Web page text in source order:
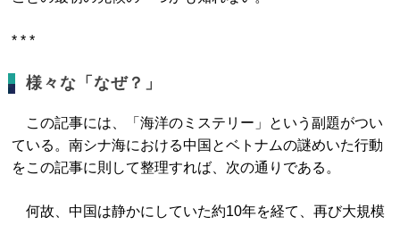
* * *
様々な「なぜ？」
この記事には、「海洋のミステリー」という副題がつい
ている。南シナ海における中国とベトナムの謎めいた行動
をこの記事に則して整理すれば、次の通りである。
何故、中国は静かにしていた約10年を経て、再び大規模